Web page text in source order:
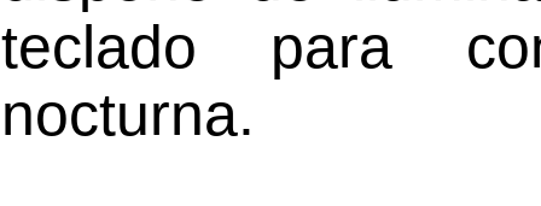
teclado para
nocturna.